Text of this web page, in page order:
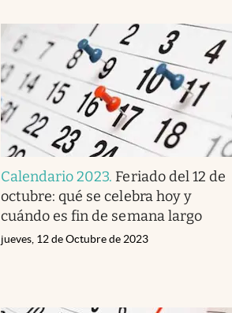
Calendario 2023. Feriado del 12 de
octubre: qué se celebra hoy y
cuándo es fin de semana largo
jueves, 12 de Octubre de 2023